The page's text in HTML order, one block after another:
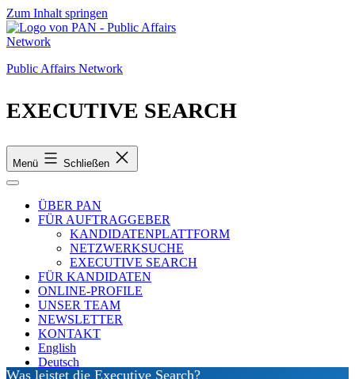
Zum Inhalt springen
Public Affairs Network
Menü Schließen
ÜBER PAN
FÜR AUFTRAGGEBER
KANDIDATENPLATTFORM
NETZWERKSUCHE
EXECUTIVE SEARCH
FÜR KANDIDATEN
ONLINE-PROFILE
UNSER TEAM
NEWSLETTER
KONTAKT
English
Deutsch
EXECUTIVE SEARCH
Was leistet die Executive Search?